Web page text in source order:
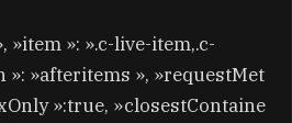
»item »: ».c-live-item,.c-
»: »afteritems », »requestMet
»:true, »closestContaine